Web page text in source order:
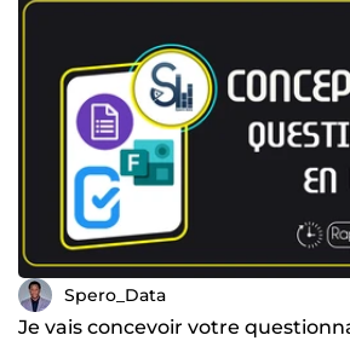
Spero_Data
Je vais concevoir votre